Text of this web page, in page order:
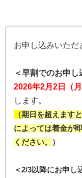
お申し込みいただ
＜早割でのお申し
2026年2月2日（
します。
（期日を超えます
によっては着金が
ください。
）
＜2/3以降にお申し